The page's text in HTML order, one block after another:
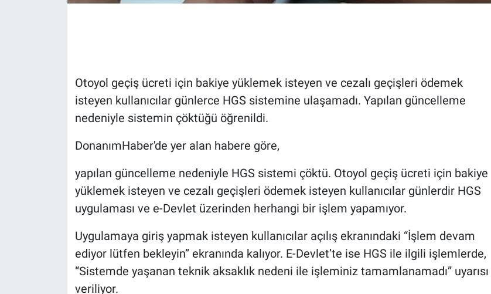
Otoyol geçiş ücreti için bakiye yüklemek isteyen ve cezalı geçişleri ödemek
isteyen kullanıcılar günlerce HGS sistemine ulaşamadı. Yapılan güncelleme
nedeniyle sistemin çöktüğü öğrenildi.
DonanımHaber'de yer alan habere göre,
yapılan güncelleme nedeniyle HGS sistemi çöktü. Otoyol geçiş ücreti için bakiye
yüklemek isteyen ve cezalı geçişleri ödemek isteyen kullanıcılar günlerdir HGS
uygulaması ve e-Devlet üzerinden herhangi bir işlem yapamıyor.
Uygulamaya giriş yapmak isteyen kullanıcılar açılış ekranındaki “İşlem devam
ediyor lütfen bekleyin” ekranında kalıyor. E-Devlet’te ise HGS ile ilgili işlemlerde,
“Sistemde yaşanan teknik aksaklık nedeni ile işleminiz tamamlanamadı” uyarısı
veriliyor.
Koronavirüs
Kültür Sanat
Ne demişti